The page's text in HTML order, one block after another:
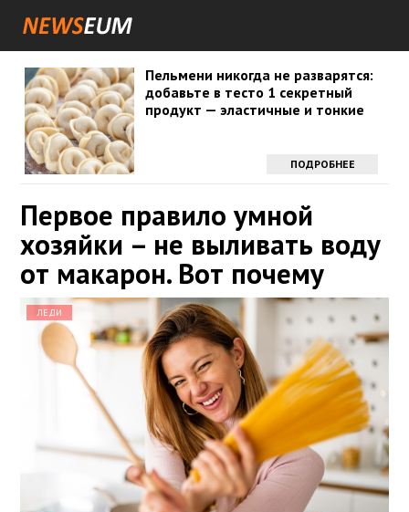
Пельмени никогда не разварятся:
добавьте в тесто 1 секретный
продукт — эластичные и тонкие
ПОДРОБНЕЕ
Первое правило умной
хозяйки – не выливать воду
от макарон. Вот почему
ЛЕДИ